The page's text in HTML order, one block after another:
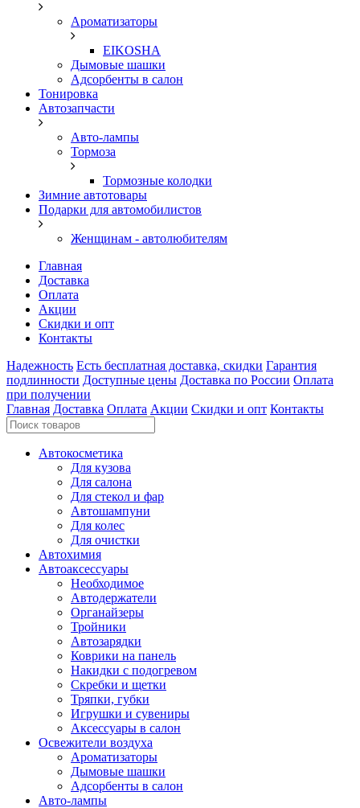
Ароматизаторы
EIKOSHA
Дымовые шашки
Адсорбенты в салон
Тонировка
Автозапчасти
Авто-лампы
Тормоза
Тормозные колодки
Зимние автотовары
Подарки для автомобилистов
Женщинам - автолюбителям
Главная
Доставка
Оплата
Акции
Скидки и опт
Контакты
Надежность Есть бесплатная доставка, скидки Гарантия
подлинности Доступные цены Доставка по России Оплата
при получении
Главная Доставка Оплата Акции Скидки и опт Контакты
Автокосметика
Для кузова
Для салона
Для стекол и фар
Автошампуни
Для колес
Для очистки
Автохимия
Автоаксессуары
Необходимое
Автодержатели
Органайзеры
Тройники
Автозарядки
Коврики на панель
Накидки с подогревом
Скребки и щетки
Тряпки, губки
Игрушки и сувениры
Аксессуары в салон
Освежители воздуха
Ароматизаторы
Дымовые шашки
Адсорбенты в салон
Авто-лампы